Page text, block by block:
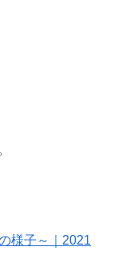
様子～｜2021